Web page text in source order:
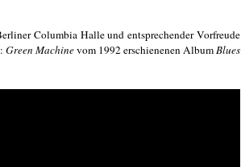
Columbia Halle und entsprechender Vorfreude
Green Machinevom 1992 erschienenen AlbumBlues